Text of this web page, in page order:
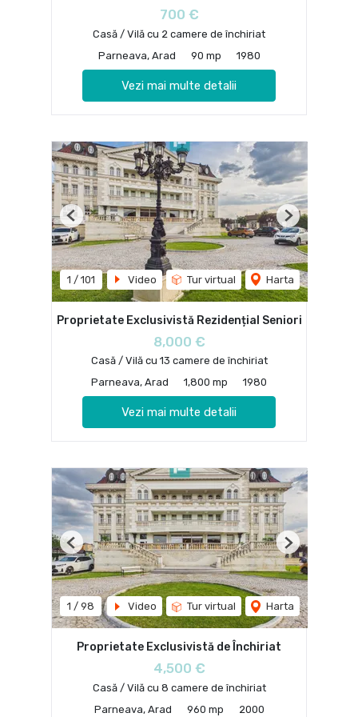
700 €
Casă / Vilă cu 2 camere de închiriat
Parneava, Arad
90 mp 1980
Vezi mai multe detalii
1 / 101 Video Tur virtual Harta
Previous Next
Proprietate Exclusivistă Rezidențial Seniori
8,000 €
Casă / Vilă cu 13 camere de închiriat
Parneava, Arad
1,800 mp 1980
Vezi mai multe detalii
1 / 98 Video Tur virtual Harta
Previous Next
Proprietate Exclusivistă de Închiriat
4,500 €
Casă / Vilă cu 8 camere de închiriat
Parneava, Arad
960 mp 2000